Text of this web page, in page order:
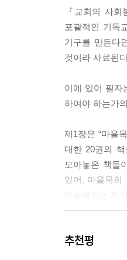
1) 사회적 분석
2) 성경적, 신학
3) 목회적, 사
4) 피드백
7. 사회봉사 실
8. 사회봉사 방
2) 성경적, 신학
3) 교회의 목회
4) 새로운 대안
2. 사례: 지역
『교회의 사
포괄적인 기독
기구를 만든다
것이라 사료된
이에 있어 필자
하여야 하는가
제1장은 “마을
대한 20권의
모아놓은 책들
있어, 마을목회
대한 분석을 바
추천평